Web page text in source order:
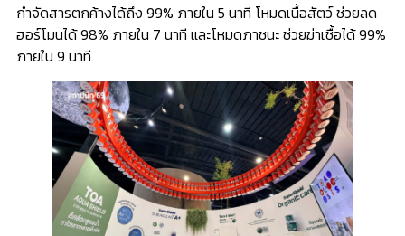
กำจัดสารตกค้างได้ถึง 99% ภายใน 5 นาที โหมดเนื้อสัตว์ ช่วยลด
ฮอร์โมนได้ 98% ภายใน 7 นาที และโหมดภาชนะ ช่วยฆ่าเชื้อได้ 99%
ภายใน 9 นาที